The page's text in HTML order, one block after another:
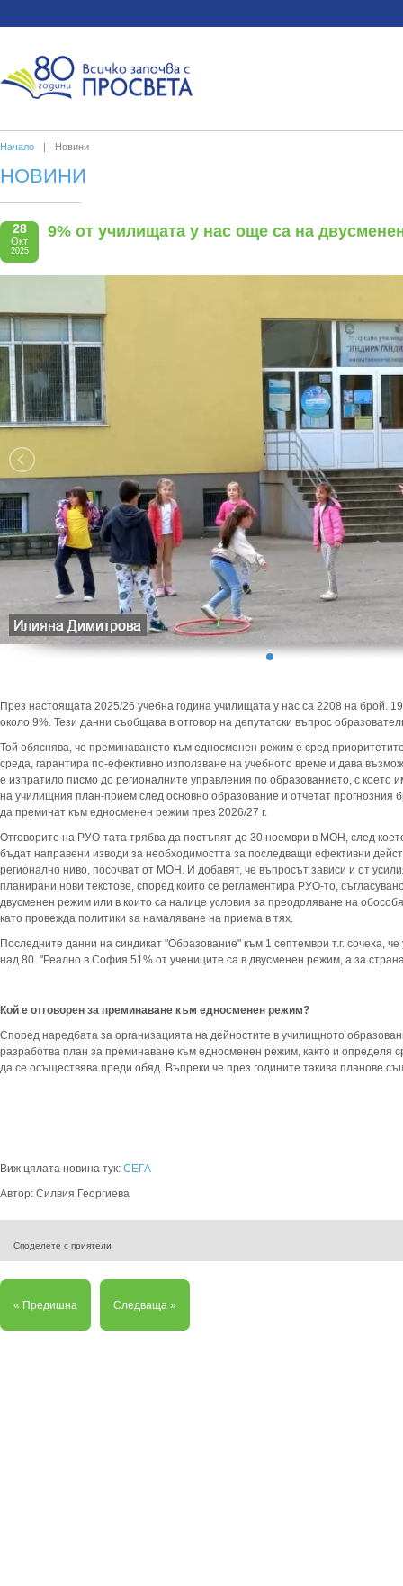
Начало | Новини
НОВИНИ
28
Окт
2025
9% от училищата у нас още са на
През настоящата 2025/26 учебна година училищата у нас са 2208 на брой.
около 9%. Тези данни съобщава в отговор на депутатски въпрос
Той обяснява, че преминаването към едносменен режим е сред
среда, гарантира по-ефективно използване на учебното време и дава
е изпратило писмо до регионалните управления по образованието, с което
на училищния план-прием след основно образование и отчетат
да преминат към едносменен режим през 2026/27 г.
Отговорите на РУО-тата трябва да постъпят до 30 ноември в МОН, след
бъдат направени изводи за необходимостта за последващи ефективни
регионално ниво, посочват от МОН. И добавят, че въпросът зависи и от
планирани нови текстове, според които се регламентира РУО-то,
двусменен режим или в които са налице условия за преодоляване на
като провежда политики за намаляване на приема в тях.
Последните данни на синдикат "Образование" към 1 септември т.г. сочеха,
над 80. "Реално в София 51% от учениците са в двусменен режим, а за
Кой е отговорен за преминаване към едносменен режим?
Според наредбата за организацията на дейностите в училищното
разработва план за преминаване към едносменен режим, както и определя
да се осъществява преди обяд. Въпреки че през годините такива планове
Виж цялата новина тук: СЕГА
Автор: Силвия Георгиева
Споделете с приятели
« Предишна Следваща »